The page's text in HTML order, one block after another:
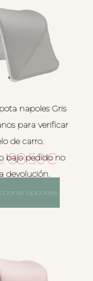
napoles Gris
para verificar
de carro.
bajo pedido no
devolución.
88.50€
opciones